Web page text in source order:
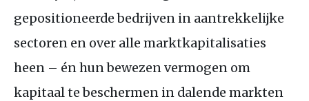
gepositioneerde bedrijven in aantrekkelijke
sectoren en over alle marktkapitalisaties
heen – én hun bewezen vermogen om
kapitaal te beschermen in dalende markten